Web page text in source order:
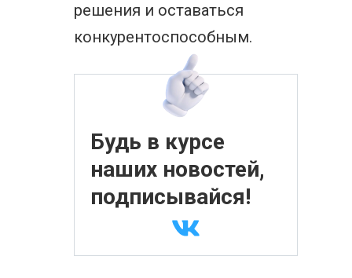
решения и оставаться
конкурентоспособным.
Будь в курсе
наших новостей,
подписывайся!